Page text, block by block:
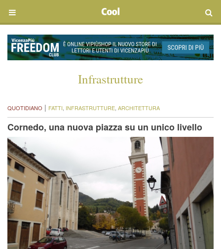
Infrastrutture
QUOTIDIANO | FATTI, INFRASTRUTTURE, ARCHITETTURA
Cornedo, una nuova piazza su un unico livello